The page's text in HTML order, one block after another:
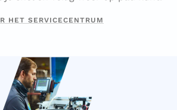
HET SERVICECENTRUM